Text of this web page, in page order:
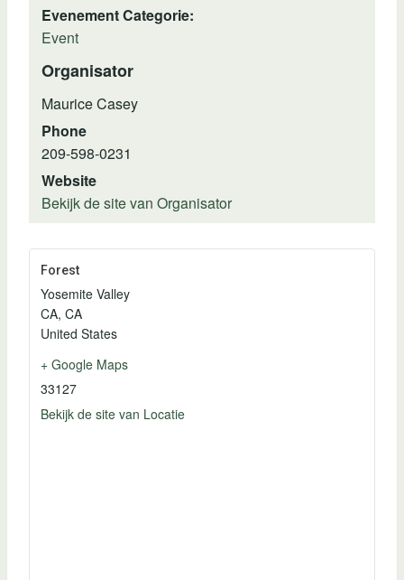
Evenement Categorie:
Event
Organisator
Maurice Casey
Phone
209-598-0231
Website
Bekijk de site van Organisator
Forest
Yosemite Valley
CA, CA
United States
+ Google Maps
33127
Bekijk de site van Locatie